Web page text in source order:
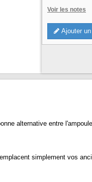
Voir les notes
Ajouter
alternative entre
simplement vos